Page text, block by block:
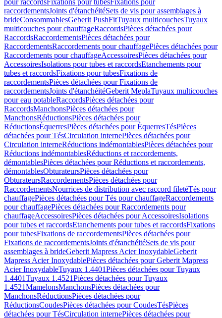
pour raccordsFixations pour tubesFixations pour
raccordementsJoints d'étanchéitéSets de vis pour assemblages à
brideConsommablesGeberit PushFitTuyaux multicouchesTuyaux
multicouches pour chauffageRaccordsPièces détachées pour
RaccordsRaccordementsPièces détachées pour
RaccordementsRaccordements pour chauffagePièces détachées pour
Raccordements pour chauffageAccessoiresPièces détachées pour
AccessoiresIsolations pour tubes et raccordsEtanchements pour
tubes et raccordsFixations pour tubesFixations de
raccordementsPièces détachées pour Fixations de
raccordementsJoints d'étanchéitéGeberit MeplaTuyaux multicouches
pour eau potableRaccordsPièces détachées pour
RaccordsManchonsPièces détachées pour
ManchonsRéductionsPièces détachées pour
RéductionsÉquerresPièces détachées pour ÉquerresTésPièces
détachées pour TésCirculation internePièces détachées pour
Circulation interneRéductions indémontablesPièces détachées pour
Réductions indémontablesRéductions et raccordements,
démontablesPièces détachées pour Réductions et raccordements,
démontablesObturateursPièces détachées pour
ObturateursRaccordementsPièces détachées pour
RaccordementsNourrices de distribution avec raccord filetéTés pour
chauffagePièces détachées pour Tés pour chauffageRaccordements
pour chauffagePièces détachées pour Raccordements pour
chauffageAccessoiresPièces détachées pour AccessoiresIsolations
pour tubes et raccordsEtanchements pour tubes et raccordsFixations
pour tubesFixations de raccordementsPièces détachées pour
Fixations de raccordementsJoints d'étanchéitéSets de vis pour
assemblages à brideGeberit Mapress Acier InoxydableGeberit
Mapress Acier InoxydablePièces détachées pour Geberit Mapress
Acier InoxydableTuyaux 1.4401Pièces détachées pour Tuyaux
1.4401Tuyaux 1.4521Pièces détachées pour Tuyaux
1.4521MamelonsManchonsPièces détachées pour
ManchonsRéductionsPièces détachées pour
RéductionsCoudesPièces détachées pour CoudesTésPièces
détachées pour TésCirculation internePièces détachées pour